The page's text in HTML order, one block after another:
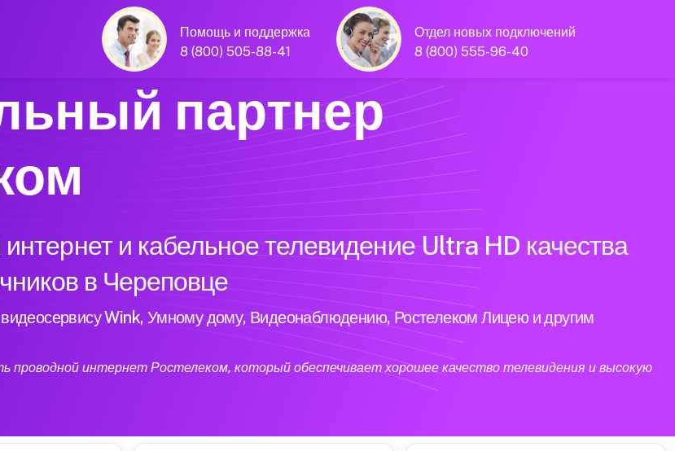
Помощь и поддержка
8 (800) 505-88-41
Отдел новых подключений
8 (800) 555-96-40
партнер
и кабельное телевидение Ultra HD качества
в Череповце
видеосервису Wink, Умному дому, Видеонаблюдению, Ростелеком Лицею и другим
проводной интернет Ростелеком, который обеспечивает хорошее качество телевидения и высокую